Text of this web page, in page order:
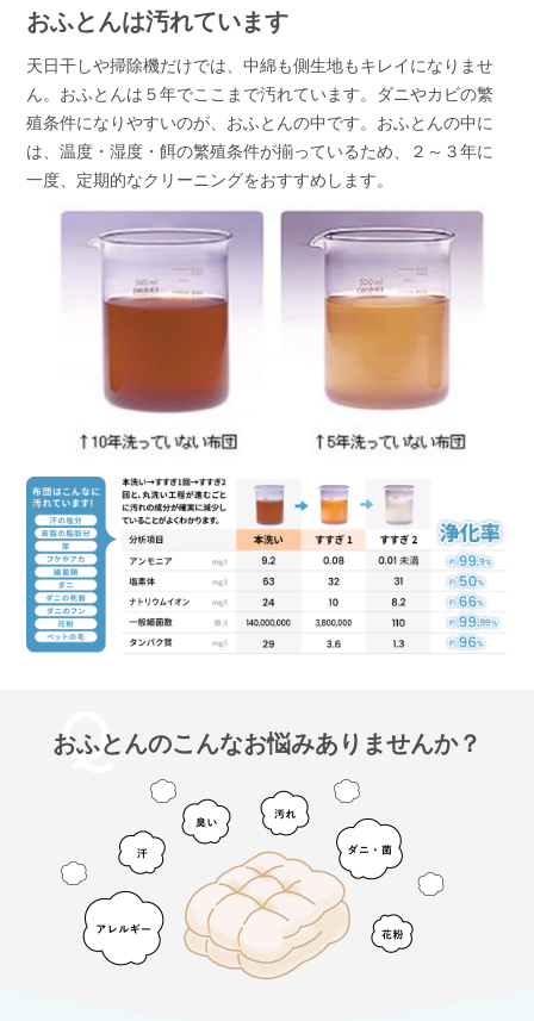
おふとんは汚れています
天日干しや掃除機だけでは、中綿も側生地もキレイになりませ
ん。おふとんは５年でここまで汚れています。ダニやカビの繁
殖条件になりやすいのが、おふとんの中です。おふとんの中に
は、温度・湿度・餌の繁殖条件が揃っているため、２～３年に
一度、定期的なクリーニングをおすすめします。
おふとんのこんなお悩みありませんか？